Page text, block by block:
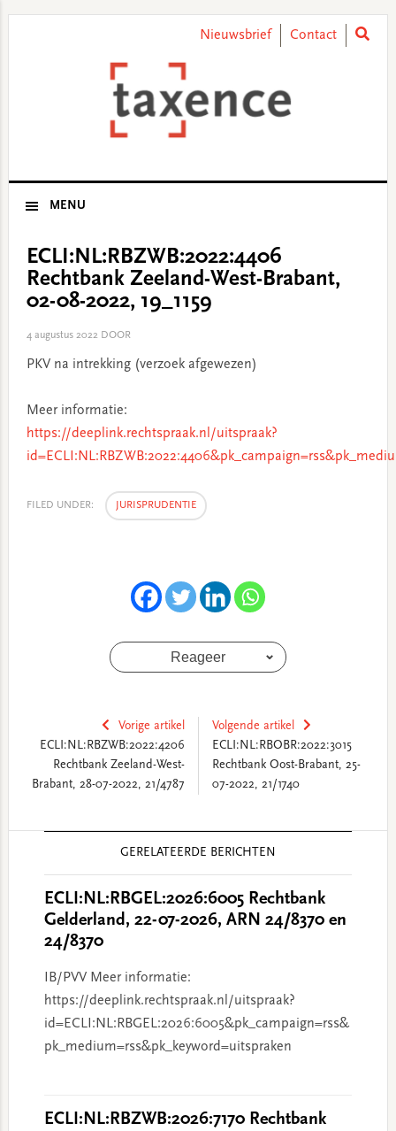
Nieuwsbrief Contact
MENU
ECLI:NL:RBZWB:2022:4406
Rechtbank Zeeland-West-Brabant,
02-08-2022, 19_1159
4 augustus 2022DOOR
PKV na intrekking (verzoek afgewezen)
Meer informatie:
https://deeplink.rechtspraak.nl/uitspraak?
FILED UNDER: JURISPRUDENTIE
Reageer
Vorige artikel
ECLI:NL:RBZWB:2022:4206
Rechtbank Zeeland-West-
Brabant, 28-07-2022, 21/4787
Volgende artikel
ECLI:NL:RBOBR:2022:3015
Rechtbank Oost-Brabant, 25-
07-2022, 21/1740
GERELATEERDE BERICHTEN
ECLI:NL:RBGEL:2026:6005 Rechtbank
Gelderland, 22-07-2026, ARN 24/8370 en
24/8370
IB/PVV Meer informatie:
https://deeplink.rechtspraak.nl/uitspraak?
id=ECLI:NL:RBGEL:2026:6005&pk_campaign=rss&
pk_medium=rss&pk_keyword=uitspraken
ECLI:NL:RBZWB:2026:7170 Rechtbank